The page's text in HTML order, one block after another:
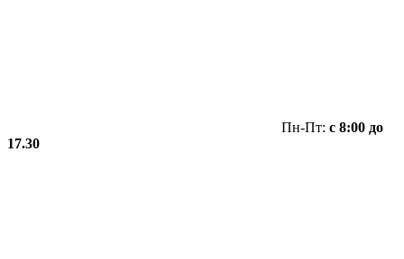
Пн-Пт: с 8:00 до
17.30